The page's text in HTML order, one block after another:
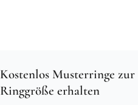
Kostenlos Musterringe
Ringgröße erhalten